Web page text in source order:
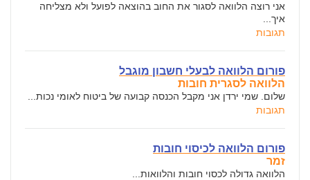
אני רוצה הלוואה לסגור את החוב בהוצאה לפועל ולא מצליחה
איך...
תגובות
פורום הלוואה לבעלי חשבון מוגבל
הלוואה לסגרית חובות
שלום. שמי ירדן אני מקבל הכנסה קבועה של ביטוח לאומי נכות...
תגובות
פורום הלוואה לכיסוי חובות
זמר
הלוואה גדולה לכסוי חובות והלוואות...